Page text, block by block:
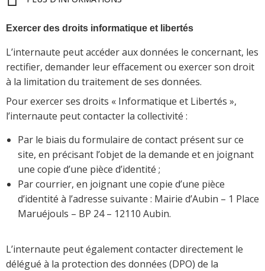
Exercer des droits informatique et libertés
L’internaute peut accéder aux données le concernant, les
rectifier, demander leur effacement ou exercer son droit
à la limitation du traitement de ses données.
Pour exercer ses droits « Informatique et Libertés »,
l’internaute peut contacter la collectivité :
Par le biais du formulaire de contact présent sur ce
site, en précisant l’objet de la demande et en joignant
une copie d’une pièce d’identité ;
Par courrier, en joignant une copie d’une pièce
d’identité à l’adresse suivante : Mairie d’Aubin – 1 Place
Maruéjouls – BP 24 – 12110 Aubin.
L’internaute peut également contacter directement le
délégué à la protection des données (DPO) de la